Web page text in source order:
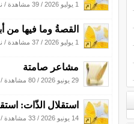
1 يوليو 2026 / 39 مشاهدة /
القصةُ وما فيها من
1 يوليو 2026 / 37 مشاهدة /
مشاعر صامتة
29 يونيو 2026 / 80 مشاهدة
استقلال الذّات:
14 يونيو 2026 / 33 مشاهدة /